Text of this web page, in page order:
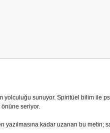
yolculuğu sunuyor. Spiritüel bilim ile
seriyor.
kadar uzanan bu